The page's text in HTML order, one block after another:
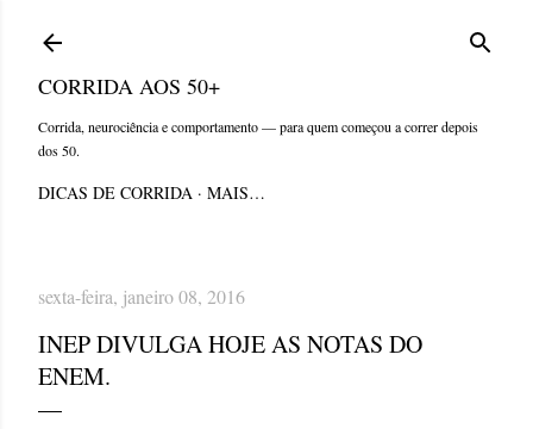
CORRIDA AOS 50+
Corrida, neurociência e comportamento — para quem começou a correr depois
dos 50.
DICAS DE CORRIDA MAIS…
sexta-feira, janeiro 08, 2016
INEP DIVULGA HOJE AS NOTAS DO
ENEM.